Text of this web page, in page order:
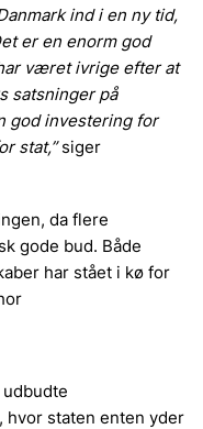
ind i en ny tid,
er en enorm god
været ivrige efter at
satsninger på
god investering for
stat,”siger
da flere
gode bud. Både
har stået i kø for
hvor staten enten yder